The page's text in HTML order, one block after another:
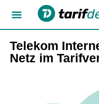
Telekom
Netz im